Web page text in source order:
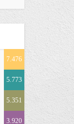
7.476
5.773
5.351
3.920